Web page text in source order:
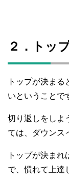
２．トッ
トップが決ま
いということで
切り返しをしよ
ては、ダウンス
トップが決ま
で、慣れて上達